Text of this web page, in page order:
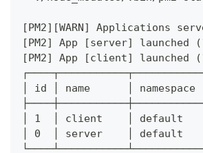
[PM2][WARN] Applications
[PM2] App [server] launched
[PM2] App [client] launched
│ id │ name      │
│ 1  │ client    │ default
│ 0  │ server    │ default